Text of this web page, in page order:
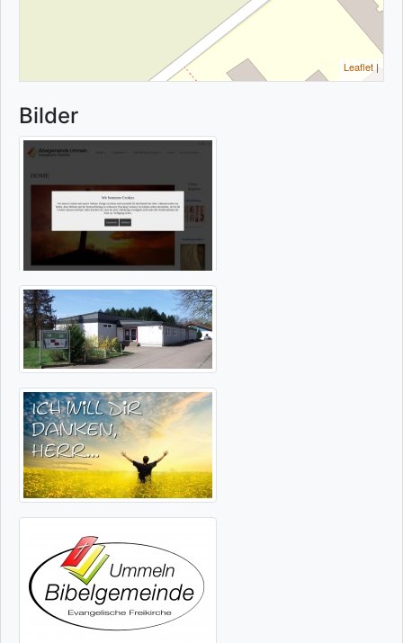
Leaflet |
Bilder